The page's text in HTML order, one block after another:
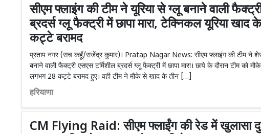
सीएम फ्लाइंग की टीम ने यूरिया से ग्लू बनाने वाली
ब्रदर्स ग्लू फैक्ट्री में छापा मारा, टेक्निकल यूरिया
कट्टे बरामद
प्रताप नगर (सच कहूँ/राजेंद्र कुमार)। Pratap Nagar News: सीएम फ्लाइंग की टीम ने
बनाने वाली फैक्ट्री एसएस टर्मिशील ब्रदर्स ग्लू फैक्ट्री में छापा मारा। छापे के दौरान टीम को
लगभग 28 कट्टे बरामद हुए। वही टीम ने मौके से खाद के तीन […]
हरियाणा
CM Flying Raid: सीएम फ्लाईंग की रेड में खुलासा